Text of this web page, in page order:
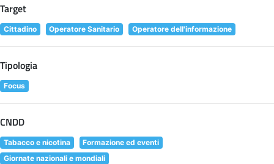
Target
Cittadino Operatore Sanitario Operatore dell'informazione
Tipologia
Focus
CNDD
Tabacco e nicotina
Formazione ed eventi
Giornate nazionali e mondiali